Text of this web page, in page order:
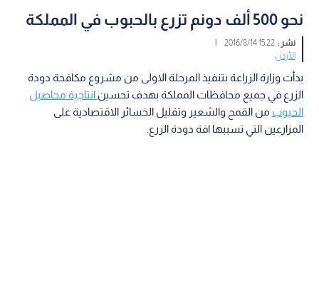
نحو 500 ألف دونم تزرع بالحبوب في المملكة
نشر :15:22 2016/8/14
|
الأردن
بدأت وزارة الزراعة بتنفيذ المرحلة الاولى من مشروع مكافحة دودة
الزرع في جميع محافظات المملكة بهدف تحسين انتاجية محاصيل
الحبوب من القمح والشعير وتقليل الخسائر الاقتصادية على
المزارعين التي تسببها افة دودة الزرع.